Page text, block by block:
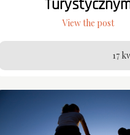
View the post
17